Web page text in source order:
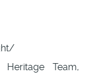
Team,